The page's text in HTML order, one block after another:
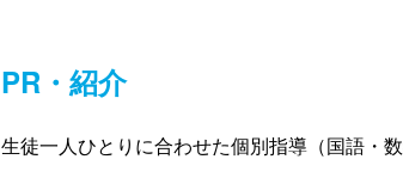
PR・紹介
生徒一人ひとりに合わせた個別指導（国語・